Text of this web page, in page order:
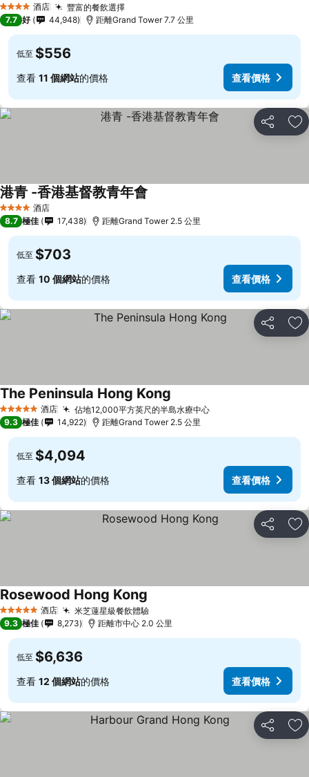
4 星級 酒店 豐富的餐飲選擇查看價格
7.7 好 44,948 距離Grand Tower 7.7 公里
低至 $556
查看 11 個網站的價格 查看價格
分享 放
4 星級 酒店
港青 -香港基督教青年會
8.7 極佳 17,438 距離Grand Tower 2.5 公里
低至 $703
查看 10 個網站的價格 查看價格
分享 放
5 星級 酒店 佔地12,000平方英尺的半島水療中心查看價格
The Peninsula Hong Kong
9.3 極佳 14,922 距離Grand Tower 2.5 公里
低至 $4,094
查看 13 個網站的價格 查看價格
分享 放
5 星級 酒店 米芝蓮星級餐飲體驗查看價格
Rosewood Hong Kong
9.3 極佳 8,273 距離市中心 2.0 公里
低至 $6,636
查看 12 個網站的價格 查看價格
分享 放